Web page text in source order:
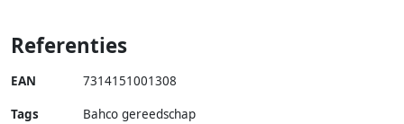
Referenties
EAN 7314151001308
Tags
Bahco gereedschap